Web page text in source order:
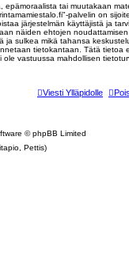
tai muutakaan
palvelin on
järjestelmän käyttäjistä ja
näiden ehtojen
sulkea mikä tahansa
tietokantaan. Tätä tietoa
vastuussa mahdollisen
Viesti Ylläpidolle
© phpBB Limited
Pettis)